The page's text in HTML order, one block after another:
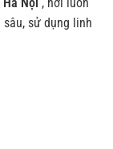
sử dụng linh